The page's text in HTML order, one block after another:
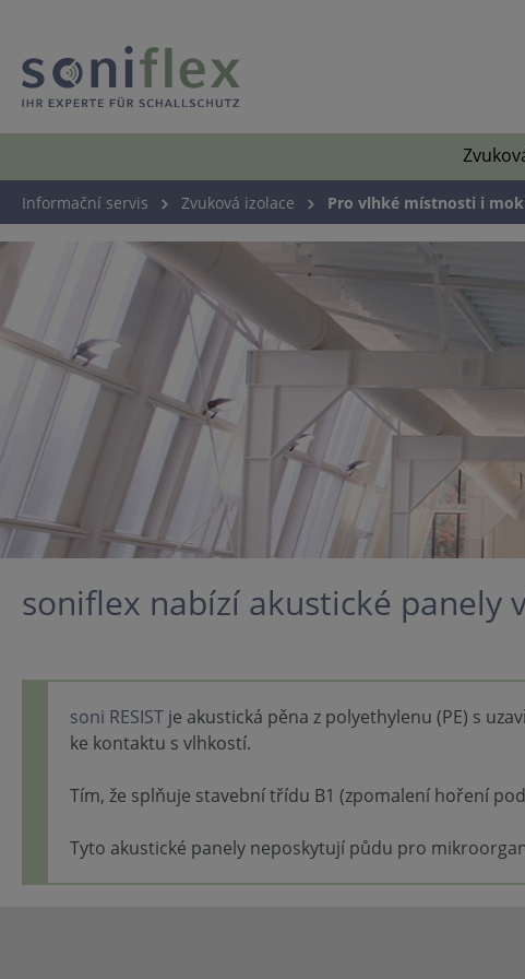
Informační servis Zvuková izolace Pro vlhké místnosti i
soniflex nabízí akustické panely
soni RESIST je akustická pěna z polyethylenu (PE) s
ke kontaktu s vlhkostí.
Tím, že splňuje stavební třídu B1 (zpomalení hoření
Tyto akustické panely neposkytují půdu pro